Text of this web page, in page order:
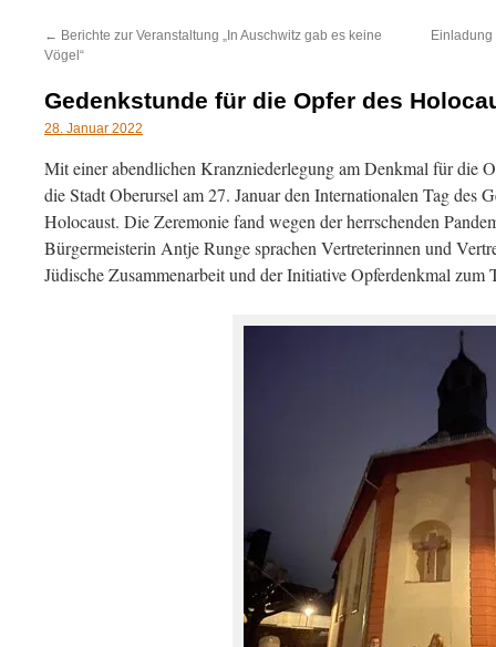
springen
← Berichte zur Veranstaltung „In Auschwitz gab es keine
Vögel“
Einladung
Gedenkstunde für die Opfer des
28. Januar 2022
Mit einer abendlichen Kranzniederlegung am Denkmal für die
die Stadt Oberursel am 27. Januar den Internationalen Tag des
Holocaust. Die Zeremonie fand wegen der herrschenden
Bürgermeisterin Antje Runge sprachen Vertreterinnen und
Jüdische Zusammenarbeit und der Initiative Opferdenkmal zum